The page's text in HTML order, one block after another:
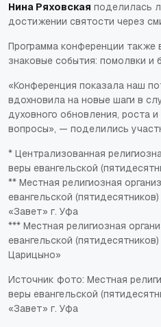
Нина Ряховская поделилась
достижении святости через
Программа конференции
знаковые события: помолвки и
«Конференция показала наш
вдохновила на новые шаги в
духовного обновления, роста
вопросы», — поделились
* Централизованная
веры евангельской
** Местная религиозная
евангельской
«Завет» г. Уфа
*** Местная религиозная
евангельской
Царицыно»
Источник фото: Местная
веры евангельской
«Завет» г. Уфа